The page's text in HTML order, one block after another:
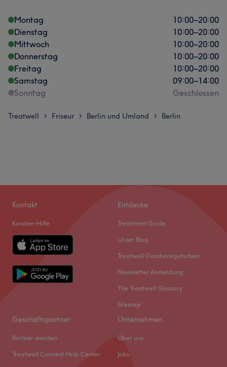
Montag 10:00–20:00
Dienstag
10:00–20:00
Mittwoch
10:00–20:00
Donnerstag
10:00–20:00
Freitag
10:00–20:00
Samstag
09:00–14:00
Sonntag
Geschlossen
Treatwell > Friseur > Berlin und Umland > Berlin
Kontakt
Kunden-Hilfe
Entdecke
Treatment Guide
Unser Blog
Treatwell Geschenkgutschein
Newsletter Anmeldung
The Treatwell Glossary
Sitemap
Geschäftspartner
Partner werden
Treatwell Connect Help Center
Unternehmen
Über uns
Jobs